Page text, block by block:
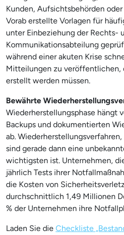
Kunden, Aufsichtsbehörden
Vorab erstellte Vorlagen für
unter Einbeziehung der Rechts-
Kommunikationsabteilung
während einer akuten Krise
Mitteilungen zu veröffentlichen,
erstellt werden müssen.
Bewährte
Wiederherstellungsphase hängt
Backups und dokumentierten
ab.
sind gerade dann eine
wichtigsten ist. Unternehmen,
jährlich Tests ihrer
die Kosten von
durchschnittlich 1,49 Millionen
% der Unternehmen ihre
Laden Sie die Checkliste